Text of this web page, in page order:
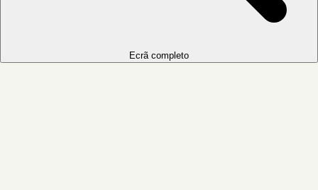
Ecrã completo